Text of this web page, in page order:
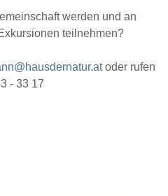
werden und an
teilnehmen?
oder rufen
- 33 17